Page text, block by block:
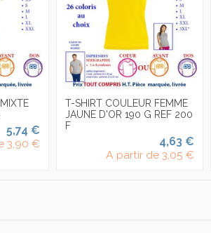
5,74 €
3,90 €
T-SHIRT COULEUR FEMME
JAUNE D'OR 190 G REF 200
F
4,63 €
A partir de 3,05 €